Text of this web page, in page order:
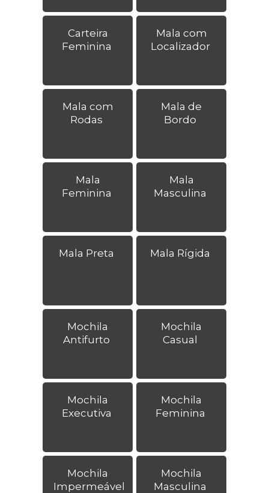
Carteira
Feminina
Mala com
Localizador
Mala com
Rodas
Mala de
Bordo
Mala
Feminina
Mala
Masculina
Mala Preta Mala Rígida
Mochila
Antifurto
Mochila
Casual
Mochila
Executiva
Mochila
Feminina
Mochila
Impermeável
Mochila
Masculina